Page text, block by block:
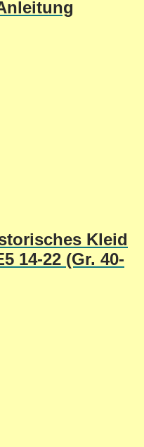
Kleid
14-22 (Gr. 40-